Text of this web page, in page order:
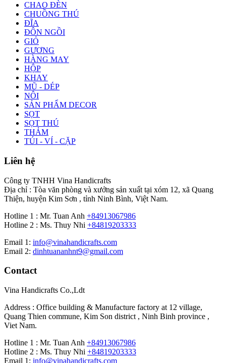
CHAO ĐÈN
CHUỒNG THÚ
ĐĨA
ĐÔN NGỒI
GIỎ
GƯƠNG
HÀNG MAY
HỘP
KHAY
MŨ - DÉP
NÔI
SẢN PHẨM DECOR
SỌT
SỌT THÚ
THẢM
TÚI - VÍ - CẶP
Liên hệ
Công ty TNHH Vina Handicrafts
Địa chỉ : Tòa văn phòng và xưởng sản xuất tại xóm 12, xã Quang
Thiện, huyện Kim Sơn , tỉnh Ninh Bình, Việt Nam.
Hotline 1 : Mr. Tuan Anh +84913067986
Hotline 2 : Ms. Thuy Nhi +84819203333
Email 1: info@vinahandicrafts.com
Email 2: dinhtuananhnt9@gmail.com
Contact
Vina Handicrafts Co.,Ldt
Address : Office building & Manufacture factory at 12 village,
Quang Thien commune, Kim Son district , Ninh Binh province ,
Viet Nam.
Hotline 1 : Mr. Tuan Anh +84913067986
Hotline 2 : Ms. Thuy Nhi +84819203333
Email 1: info@vinahandicrafts.com